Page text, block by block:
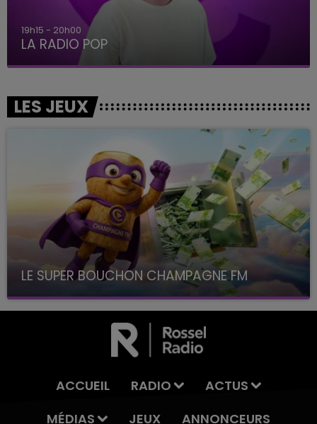
5h00 - 6h00
LE BEST OF DE LA FAMILLE CHAMPAGNE FM
LES JEUX
LE SUPER BOUCHON CHAMPAGNE FM
avec La Famille Champagne FM, à 8H10
ACCUEIL RADIO
ACTUS
MÉDIAS
JEUX ANNONCEURS